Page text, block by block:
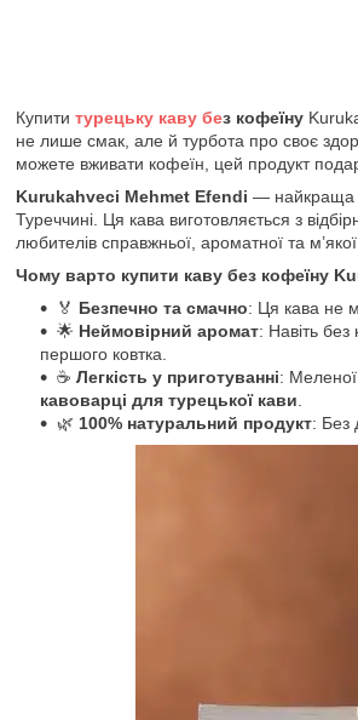
Купити турецьку каву без кофеїну
не лише смак, але й турбота про своє
можете вживати кофеїн, цей продукт
Kurukahveci Mehmet Efendi — найкраща
Туреччині. Ця кава виготовляється з
любителів справжньої, ароматної та м’якої
Чому варто купити каву без кофеїну
🏅 Безпечно та смачно: Ця кава не
🌟 Неймовірний аромат: Навіть
першого ковтка.
☕ Легкість у приготуванні: Меленої
кавоварці для турецької кави
🌿 100% натуральний продукт: Без